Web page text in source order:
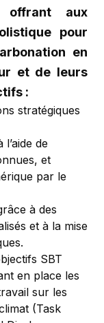
offrant aux
pour
en
et de leurs
:
stratégiques
de
et
par le
à des
et à la mise
SBT
en place les
sur les
(Task